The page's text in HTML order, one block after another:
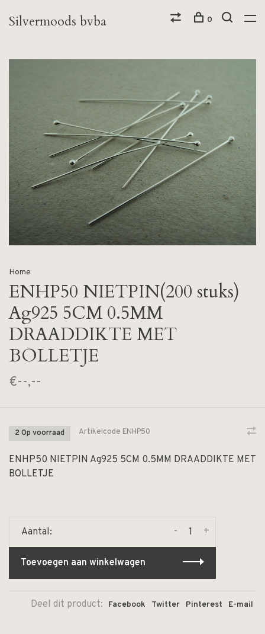
Silvermoods bvba 0
Home
ENHP50 NIETPIN(200 stuks)
Ag925 5CM 0.5MM
DRAADDIKTE MET
BOLLETJE
€--,--
2 Op voorraad Artikelcode ENHP50
ENHP50 NIETPIN Ag925 5CM 0.5MM DRAADDIKTE MET
BOLLETJE
Aantal: +
-
Toevoegen aan winkelwagen
Deel dit product: Facebook Twitter Pinterest E-mail